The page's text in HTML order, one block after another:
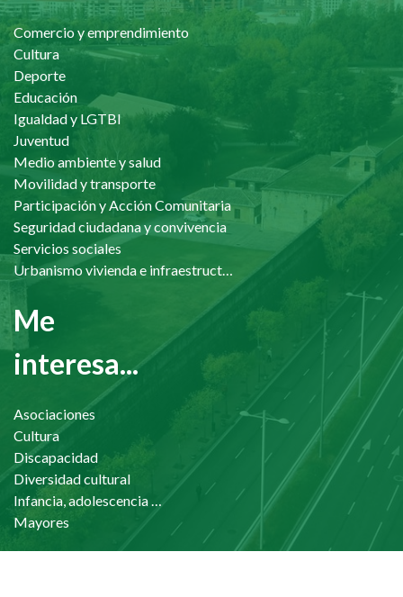
Comercio y emprendimiento
Cultura
Deporte
Educación
Igualdad y LGTBI
Juventud
Medio ambiente y salud
Movilidad y transporte
Participación y Acción Comunitaria
Seguridad ciudadana y convivencia
Servicios sociales
Urbanismo vivienda e infraestructuras
Me
interesa...
Asociaciones
Cultura
Discapacidad
Diversidad cultural
Infancia, adolescencia y familia
Mayores